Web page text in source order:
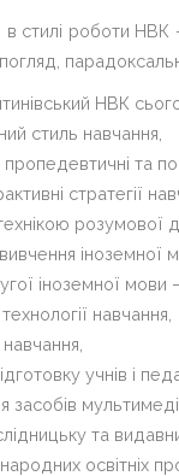
стилі роботи НВК
НВК
стиль навчання,
пропедевтичні та
стратегії
розумової
іноземної
іноземної мови –
навчання,
учнів і
засобів
та
освітніх